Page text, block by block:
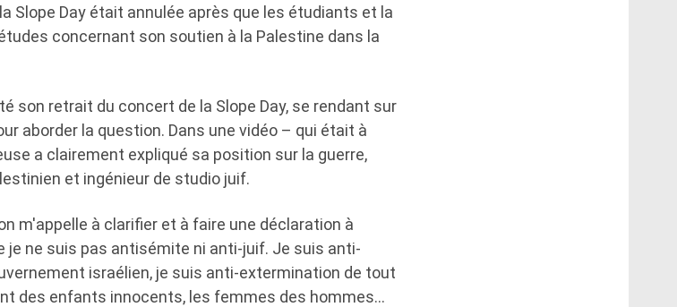
Slope Day était annulée après que les étudiants et la
concernant son soutien à la Palestine dans la
son retrait du concert de la Slope Day, se rendant sur
aborder la question. Dans une vidéo – qui était à
a clairement expliqué sa position sur la guerre,
et ingénieur de studio juif.
m'appelle à clarifier et à faire une déclaration à
je ne suis pas antisémite ni anti-juif. Je suis anti-
israélien, je suis anti-extermination de tout
des enfants innocents, les femmes des hommes…